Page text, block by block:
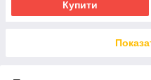
Купити